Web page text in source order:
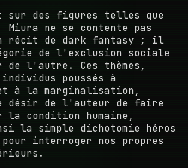
sur des figures telles que
ne se contente pas
récit de dark fantasy ; il
de l'exclusion sociale
de l'autre. Ces thèmes,
individus poussés à
à la marginalisation,
de l'auteur de faire
condition humaine,
la simple dichotomie héros
interroger nos propres